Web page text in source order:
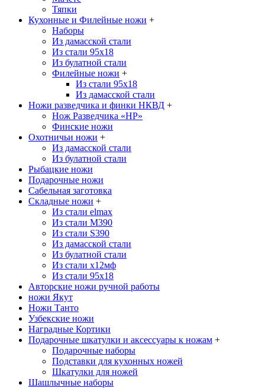
Тяпки
Кухонные и Филейные ножи +
Наборы
Из дамасской стали
Из стали 95х18
Из булатной стали
Филейные ножи +
Из стали 95х18
Из дамасской стали
Ножи разведчика и финки НКВД +
Нож Разведчика «НР»
Финские ножи
Охотничьи ножи +
Из дамасской стали
Из булатной стали
Рыбацкие ножи
Подарочные ножи
Сабельная заготовка
Складные ножи +
Из стали elmax
Из стали М390
Из стали S390
Из дамасской стали
Из булатной стали
Из стали х12мф
Из стали 95х18
Авторские ножи ручной работы
ножи Якут
Ножи Танто
Узбекские ножи
Наградные Кортики
Подарочные шкатулки и аксессуары к ножам +
Подарочные наборы
Подставки для кухонных ножей
Шкатулки для ножей
Шашлычные наборы